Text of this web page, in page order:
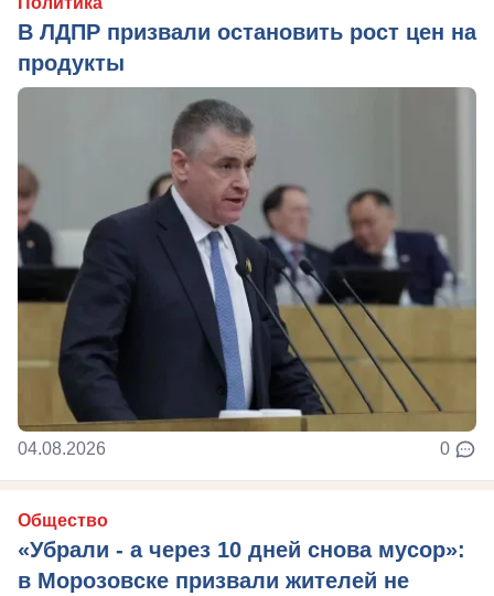
В ЛДПР призвали остановить рост цен на
продукты
04.08.2026 0
Общество
«Убрали - а через 10 дней снова мусор»:
в Морозовске призвали жителей не